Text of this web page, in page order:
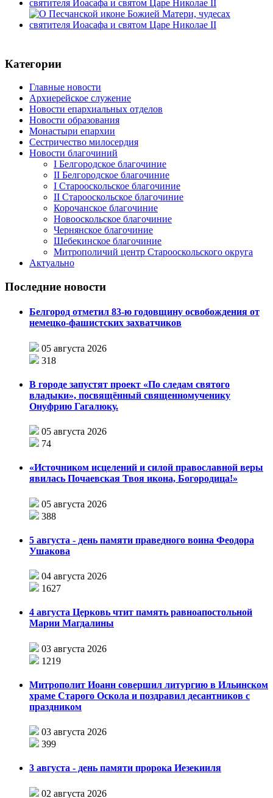
Категории
Главные новости
Архиерейское служение
Новости епархиальных отделов
Новости образования
Монастыри епархии
Сестричество милосердия
Новости благочиний
I Белгородское благочиние
II Белгородское благочиние
I Старооскольское благочиние
II Старооскольское благочиние
Корочанское благочиние
Новооскольское благочиние
Чернянское благочиние
Шебекинское благочиние
Митрополичий центр Старооскольского округа
Актуально
Последние новости
Белгород отметил 83-ю годовщину освобождения от
немецко-фашистских захватчиков
05 августа 2026
318
В городе запустят проект «По следам святого
владыки», посвящённый священномученику
Онуфрию Гагалюку.
05 августа 2026
74
«Источником исцелений и силой православной веры
явилась Почаевская Твоя икона, Богородица!»
05 августа 2026
388
5 августа - день памяти праведного воина Феодора
Ушакова
04 августа 2026
1627
4 августа Церковь чтит память равноапостольной
Марии Магдалины
03 августа 2026
1219
Митрополит Иоанн совершил литургию в Ильинском
храме Старого Оскола и поздравил десантников с
праздником
03 августа 2026
399
3 августа - день памяти пророка Иезекииля
02 августа 2026